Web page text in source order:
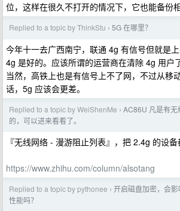
位，这样在很久不打开的情况下，它也能备份相
Replied to a topic by ThinkStu › 5G 在哪里？
今年十一去广西南宁，联通 4g 有信号但就是
4g 是好的。应该所谓的运营商在清除 4g 用户了
当然，高铁上也是有信号上不了网，不过从移
话，5g 应该会更差。
Replied to a topic by WeiShenMe › AC86U 凡是有无
的，可以进来看看了。
『无线网络 - 漫游阻止列表』，把 2.4g 的设
https://www.zhihu.com/column/alsotang
Replied to a topic by pythonee › 开启磁盘加密，会影
性能吗？